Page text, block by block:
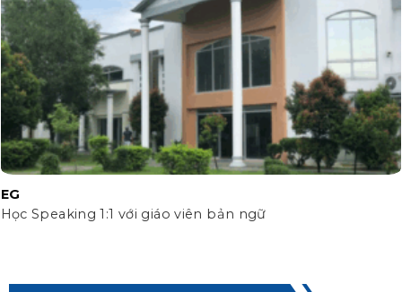
EG
Học Speaking 1:1 với giáo viên bản ngữ